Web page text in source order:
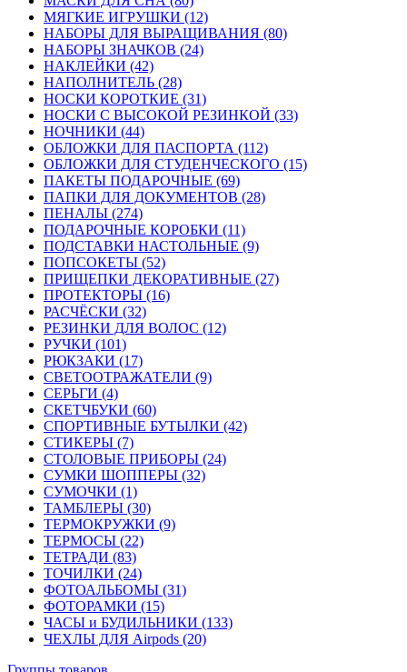
МЯГКИЕ ИГРУШКИ (12)
НАБОРЫ ДЛЯ ВЫРАЩИВАНИЯ (80)
НАБОРЫ ЗНАЧКОВ (24)
НАКЛЕЙКИ (42)
НАПОЛНИТЕЛЬ (28)
НОСКИ КОРОТКИЕ (31)
НОСКИ С ВЫСОКОЙ РЕЗИНКОЙ (33)
НОЧНИКИ (44)
ОБЛОЖКИ ДЛЯ ПАСПОРТА (112)
ОБЛОЖКИ ДЛЯ СТУДЕНЧЕСКОГО (15)
ПАКЕТЫ ПОДАРОЧНЫЕ (69)
ПАПКИ ДЛЯ ДОКУМЕНТОВ (28)
ПЕНАЛЫ (274)
ПОДАРОЧНЫЕ КОРОБКИ (11)
ПОДСТАВКИ НАСТОЛЬНЫЕ (9)
ПОПСОКЕТЫ (52)
ПРИЩЕПКИ ДЕКОРАТИВНЫЕ (27)
ПРОТЕКТОРЫ (16)
РАСЧЁСКИ (32)
РЕЗИНКИ ДЛЯ ВОЛОС (12)
РУЧКИ (101)
РЮКЗАКИ (17)
СВЕТООТРАЖАТЕЛИ (9)
СЕРЬГИ (4)
СКЕТЧБУКИ (60)
СПОРТИВНЫЕ БУТЫЛКИ (42)
СТИКЕРЫ (7)
СТОЛОВЫЕ ПРИБОРЫ (24)
СУМКИ ШОППЕРЫ (32)
СУМОЧКИ (1)
ТАМБЛЕРЫ (30)
ТЕРМОКРУЖКИ (9)
ТЕРМОСЫ (22)
ТЕТРАДИ (83)
ТОЧИЛКИ (24)
ФОТОАЛЬБОМЫ (31)
ФОТОРАМКИ (15)
ЧАСЫ и БУДИЛЬНИКИ (133)
ЧЕХЛЫ ДЛЯ Airpods (20)